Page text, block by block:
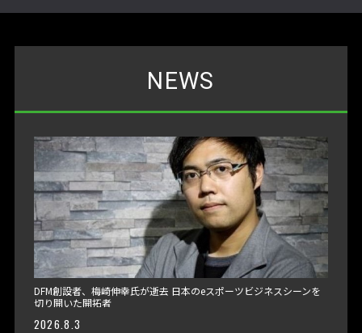
NEWS
DFM創設者、梅崎伸幸氏が逝去 日本のeスポーツビジネスシーンを
切り開いた開拓者
2026.8.3